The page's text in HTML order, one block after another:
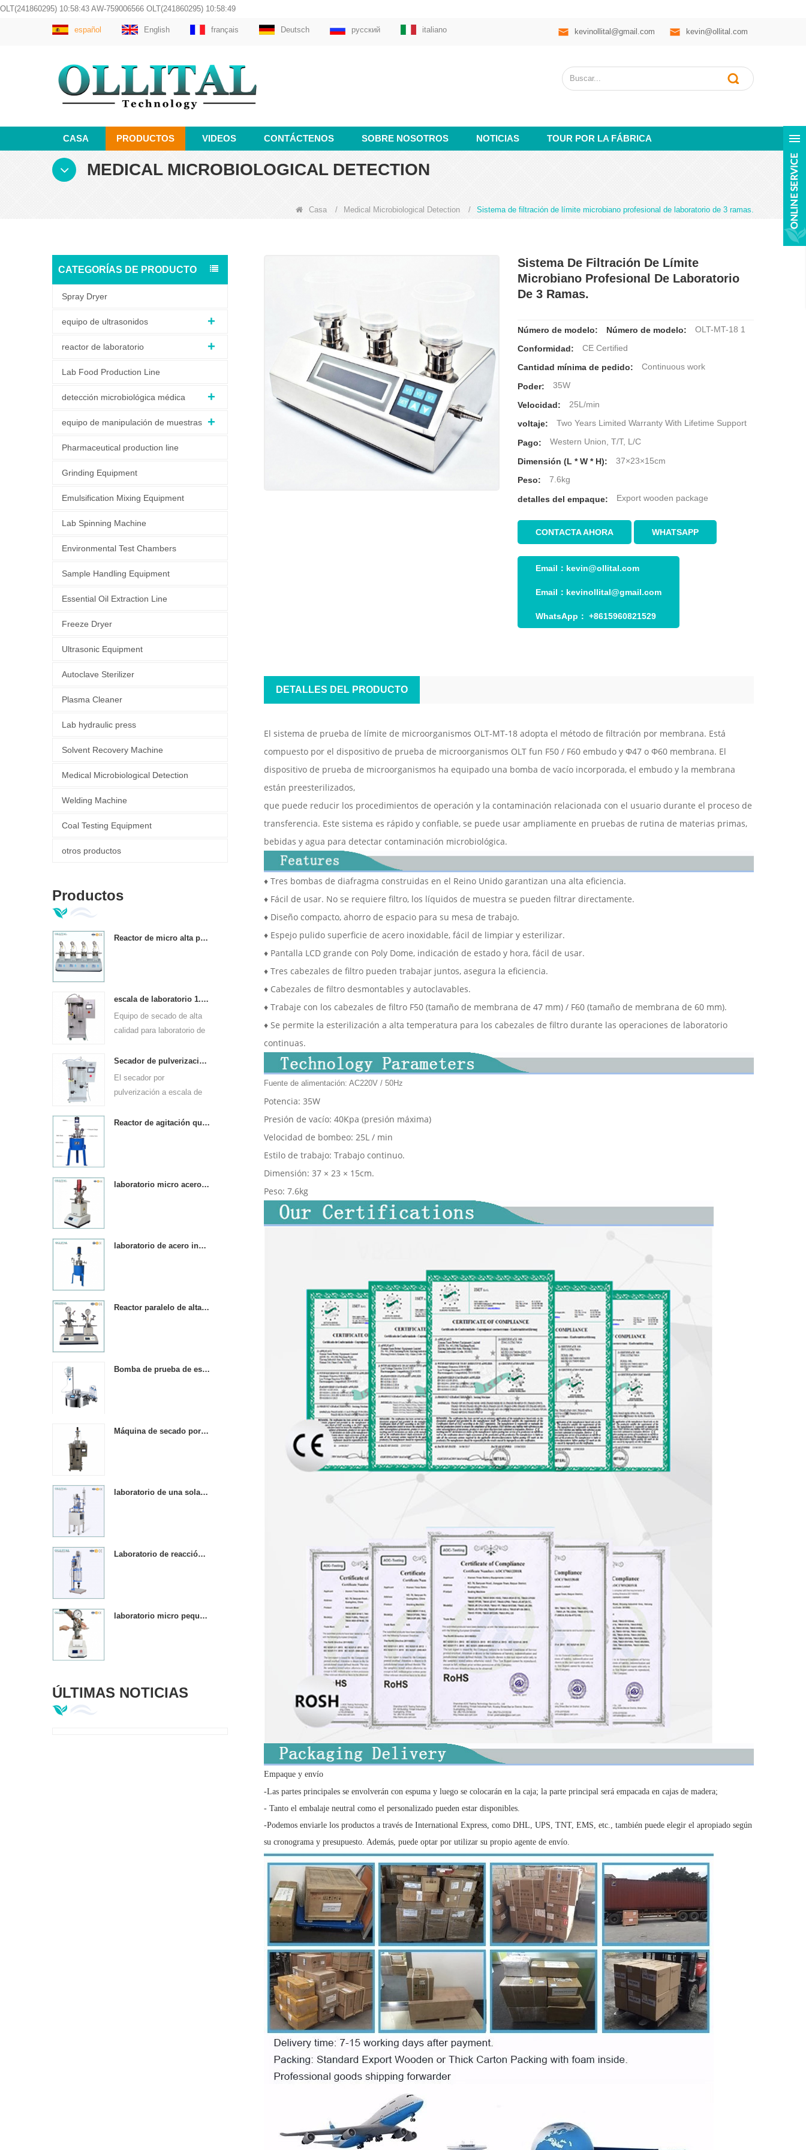
OLT(241860295) 10:58:43 AW-759006566 OLT(241860295) 10:58:49
español English français Deutsch русский italiano kevin@ollital.com
kevinollital@gmail.com
CASA PRODUCTOS VIDEOS CONTÁCTENOS SOBRE NOSOTROS NOTICIAS TOUR POR LA FÁBRICA
MEDICAL MICROBIOLOGICAL DETECTION
Casa / Medical Microbiological Detection / Sistema de filtración de límite microbiano profesional de laboratorio de 3 ramas.
CATEGORÍAS DE PRODUCTO
Spray Dryer
equipo de ultrasonidos
reactor de laboratorio
Lab Food Production Line
detección microbiológica médica
equipo de manipulación de muestras
Pharmaceutical production line
Grinding Equipment
Emulsification Mixing Equipment
Lab Spinning Machine
Environmental Test Chambers
Sample Handling Equipment
Essential Oil Extraction Line
Freeze Dryer
Ultrasonic Equipment
Autoclave Sterilizer
Plasma Cleaner
Lab hydraulic press
Solvent Recovery Machine
Medical Microbiological Detection
Welding Machine
Coal Testing Equipment
otros productos
Productos
Reactor de micro alta presión paralelo automático completo
escala de laboratorio 1.5l mini máquina secadora por aspersión
Equipo de secado de alta
calidad para laboratorio de
Secador de pulverización experimental de pequeña escala para laboratorios.
El secador por
pulverización a escala de
para la producción en
Reactor de agitación química de acero inoxidable de alta presión.
laboratorio micro acero inoxidable reactor de alta presión
laboratorio de acero inoxidable micro agitador de alta presión reactor
Reactor paralelo de alta presión de 250 ml con 2 hervidores de reacción.
Bomba de prueba de esterilidad a prueba de agua de tamaño mini
Máquina de secado por pulverización de laboratorio, mini mesa de acero inoxidable.
laboratorio de una sola capa de agitación química reactores de vidrio calentado
Laboratorio de reacción de vidrio con camisa química de 5 l
laboratorio micro pequeño 1000 ml reactor de presión de acero inoxidable reactor
ÚLTIMAS NOTICIAS
Sistema De Filtración De Límite
Microbiano Profesional De Laboratorio
De 3 Ramas.
Número de modelo: Número de modelo: OLT-MT-18 1
Conformidad: CE Certified
Cantidad mínima de pedido: Continuous work
Poder: 35W
Velocidad: 25L/min
voltaje: Two Years Limited Warranty With Lifetime Support
Pago: Western Union, T/T, L/C
Dimensión (L * W * H): 37×23×15cm
Peso: 7.6kg
detalles del empaque: Export wooden package
CONTACTA AHORA WHATSAPP
Email： kevin@ollital.com
Email： kevinollital@gmail.com
WhatsApp：+8615960821529
DETALLES DEL PRODUCTO
El sistema de prueba de límite de microorganismos OLT-MT-18 adopta el método de filtración por membrana. Está
compuesto por el dispositivo de prueba de microorganismos OLT fun F50 / F60 embudo y Φ47 o Φ60 membrana. El
dispositivo de prueba de microorganismos ha equipado una bomba de vacío incorporada, el embudo y la membrana
están preesterilizados,
que puede reducir los procedimientos de operación y la contaminación relacionada con el usuario durante el proceso de
transferencia. Este sistema es rápido y confiable, se puede usar ampliamente en pruebas de rutina de materias primas,
bebidas y agua para detectar contaminación microbiológica.
♦ Tres bombas de diafragma construidas en el Reino Unido garantizan una alta eficiencia.
♦ Fácil de usar. No se requiere filtro, los líquidos de muestra se pueden filtrar directamente.
♦ Diseño compacto, ahorro de espacio para su mesa de trabajo.
♦ Espejo pulido superficie de acero inoxidable, fácil de limpiar y esterilizar.
♦ Pantalla LCD grande con Poly Dome, indicación de estado y hora, fácil de usar.
♦ Tres cabezales de filtro pueden trabajar juntos, asegura la eficiencia.
♦ Cabezales de filtro desmontables y autoclavables.
♦ Trabaje con los cabezales de filtro F50 (tamaño de membrana de 47 mm) / F60 (tamaño de membrana de 60 mm).
♦ Se permite la esterilización a alta temperatura para los cabezales de filtro durante las operaciones de laboratorio
continuas.
Fuente de alimentación: AC220V / 50Hz
Potencia: 35W
Presión de vacío: 40Kpa (presión máxima)
Velocidad de bombeo: 25L / min
Estilo de trabajo: Trabajo continuo.
Dimensión: 37 × 23 × 15cm.
Peso: 7.6kg
Empaque y envío
-Las partes principales se envolverán con espuma y luego se colocarán en la caja; la parte principal será empacada en cajas de madera;
- Tanto el embalaje neutral como el personalizado pueden estar disponibles.
-Podemos enviarle los productos a través de International Express, como DHL, UPS, TNT, EMS, etc., también puede elegir el apropiado según
su cronograma y presupuesto. Además, puede optar por utilizar su propio agente de envío.